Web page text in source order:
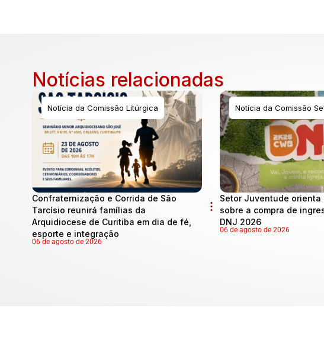
Notícias relacionadas
Notícia da Comissão Litúrgica
Confraternização e Corrida de São
Tarcísio reunirá famílias da
Arquidiocese de Curitiba em dia de fé,
esporte e integração
06 de agosto de 2026
Notícia da Comissão
Setor Juventude orienta
sobre a compra de
DNJ 2026
06 de agosto de 2026